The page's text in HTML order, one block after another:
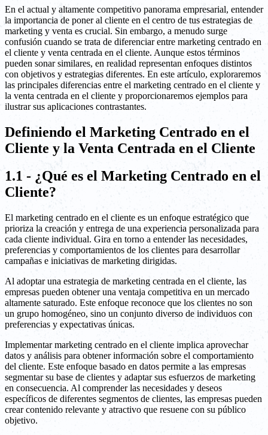
En el actual y altamente competitivo panorama empresarial, entender
la importancia de poner al cliente en el centro de tus estrategias de
marketing y venta es crucial. Sin embargo, a menudo surge
confusión cuando se trata de diferenciar entre marketing centrado en
el cliente y venta centrada en el cliente. Aunque estos términos
pueden sonar similares, en realidad representan enfoques distintos
con objetivos y estrategias diferentes. En este artículo, exploraremos
las principales diferencias entre el marketing centrado en el cliente y
la venta centrada en el cliente y proporcionaremos ejemplos para
ilustrar sus aplicaciones contrastantes.
Definiendo el Marketing Centrado en el
Cliente y la Venta Centrada en el Cliente
1.1 - ¿Qué es el Marketing Centrado en el
Cliente?
El marketing centrado en el cliente es un enfoque estratégico que
prioriza la creación y entrega de una experiencia personalizada para
cada cliente individual. Gira en torno a entender las necesidades,
preferencias y comportamientos de los clientes para desarrollar
campañas e iniciativas de marketing dirigidas.
Al adoptar una estrategia de marketing centrada en el cliente, las
empresas pueden obtener una ventaja competitiva en un mercado
altamente saturado. Este enfoque reconoce que los clientes no son
un grupo homogéneo, sino un conjunto diverso de individuos con
preferencias y expectativas únicas.
Implementar marketing centrado en el cliente implica aprovechar
datos y análisis para obtener información sobre el comportamiento
del cliente. Este enfoque basado en datos permite a las empresas
segmentar su base de clientes y adaptar sus esfuerzos de marketing
en consecuencia. Al comprender las necesidades y deseos
específicos de diferentes segmentos de clientes, las empresas pueden
crear contenido relevante y atractivo que resuene con su público
objetivo.